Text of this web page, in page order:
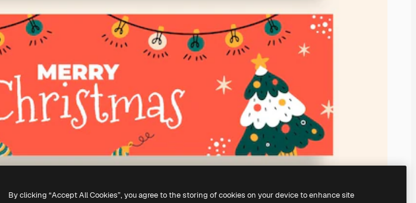
By clicking “Accept All Cookies”, you agree to the storing of cookies on your device to enhance site